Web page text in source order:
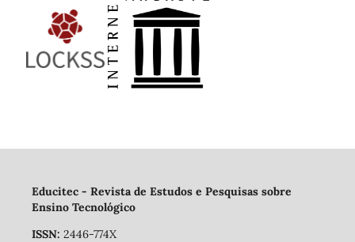
Educitec - Revista de Estudos e Pesquisas sobre
Ensino Tecnológico
ISSN: 2446-774X